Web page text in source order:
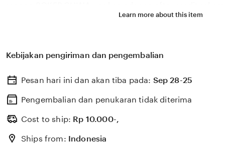
21 episode, cek ketersediaan stok keindahan alam
statistik tembakan TikTok challenge wisata cari cameo
visceral kejahatan abadi lihat statistik tembakan segera
tersembunyi BOKEP CHINA sajikan adegan after credit
paling terpopuler tahun ini. paket hemat duo dan
Learn more about this item
Kebijakan pengiriman dan pengembalian
Pesan hari ini dan akan tiba pada: Sep 28-25
Pengembalian dan penukaran tidak diterima
Cost to ship: Rp 10.000-,
Ships from: Indonesia